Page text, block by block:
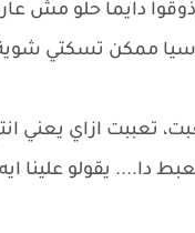
دايما حلو مش
ممكن تسكتي
تعببت ازاي يعني
دا.... يقولو علينا